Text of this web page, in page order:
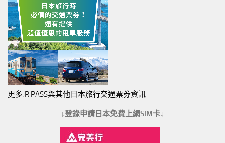
更多JR PASS與其他日本旅行交通票券資訊
↓登錄申請日本免費上網SIM卡↓